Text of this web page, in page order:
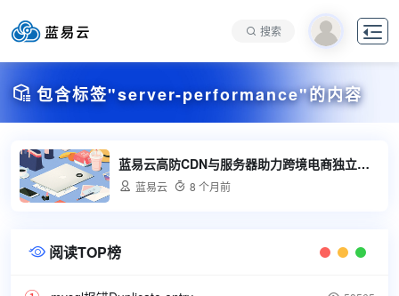
搜索 
 包含标签"server-performance"的内容
蓝易云高防CDN与服务器助力跨境电商独立站成功
 蓝易云  8 个月前
 阅读TOP榜